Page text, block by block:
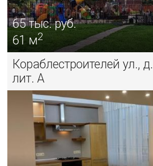
65тыс. руб.
61 м2
Кораблестроителей ул.,
лит. А